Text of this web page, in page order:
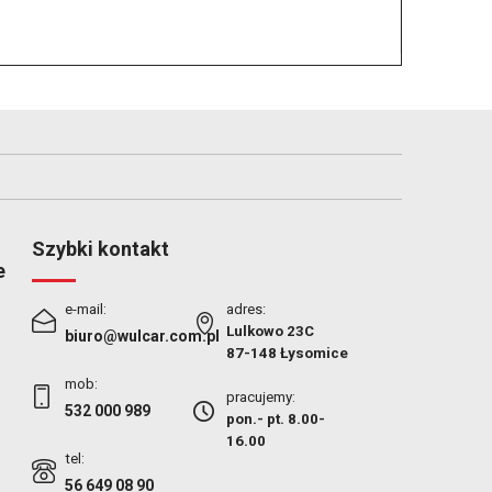
Szybki kontakt
e-mail:
biuro@wulcar.com.pl
mob:
532 000 989
tel:
56 649 08 90
adres:
Lulkowo 23C
87-148 Łysomice
pracujemy:
pon.- pt. 8.00-
16.00